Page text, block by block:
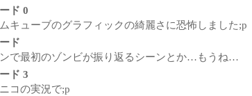
ド 0
キューブのグラフィックの綺麗さに恐怖しました;p
ド
で最初のゾンビが振り返るシーンとか…もうね…
ド 3
コの実況で;p